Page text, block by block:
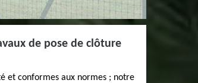
de pose de clôture
et conformes aux normes ; notre